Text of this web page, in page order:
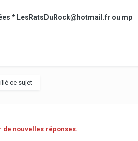
* LesRatsDuRock@hotmail.fr ou mp
ce sujet
de nouvelles réponses.